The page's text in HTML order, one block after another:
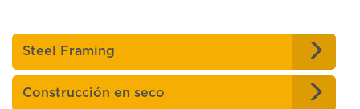
Steel Framing
Construcción en seco